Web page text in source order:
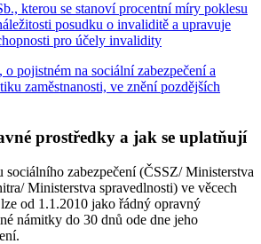
kterou se stanoví procentní míry poklesu
posudku o invaliditě a upravuje
pro účely invalidity
pojistném na sociální zabezpečení a
zaměstnanosti, ve znění pozdějších
prostředky a jak se uplatňují
sociálního zabezpečení (ČSSZ/ Ministerstva
Ministerstva spravedlnosti) ve věcech
od 1.1.2010 jako řádný opravný
námitky do 30 dnů ode dne jeho